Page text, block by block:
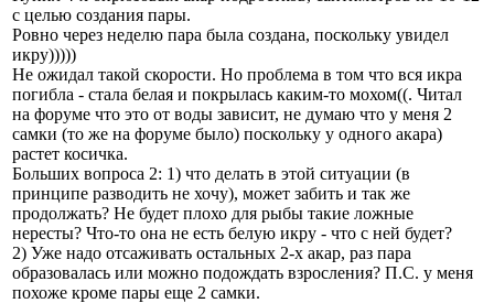
с целью создания пары.
Ровно через неделю пара была создана, поскольку увидел
икру)))))
Не ожидал такой скорости. Но проблема в том что вся икра
погибла - стала белая и покрылась каким-то мохом((. Читал
на форуме что это от воды зависит, не думаю что у меня 2
самки (то же на форуме было) поскольку у одного акара)
растет косичка.
Больших вопроса 2: 1) что делать в этой ситуации (в
принципе разводить не хочу), может забить и так же
продолжать? Не будет плохо для рыбы такие ложные
нересты? Что-то она не есть белую икру - что с ней будет?
2) Уже надо отсаживать остальных 2-х акар, раз пара
образовалась или можно подождать взросления? П.С. у меня
похоже кроме пары еще 2 самки.